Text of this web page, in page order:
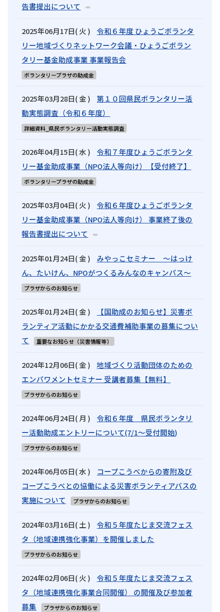
告書提出について
2025年06月17日( 火 )
令和６年度 ひょうごボランタ
リー地域づくりネットワーク会議・ひょうごボラン
タリー基金助成事業 事業報告会
ボランタリープラザの助成金
2025年03月28日( 金 )
第１０回県民ボランタリー活
動実態調査（令和６年度）
詳細資料_県民ボランタリー活動実態調査
2026年04月15日( 水 )
令和７年度ひょうごボランタ
リー基金助成事業（NPO法人等向け）【受付終了】
ボランタリープラザの助成金
2025年03月04日( 火 )
令和６年度ひょうごボランタ
リー基金助成事業（NPO法人等向け） 事業終了後の
報告書提出について
2025年01月24日( 金 )
みやっこセミナー ～はっけ
ん、たいけん、NPOがつくるみんなのキャンパス～
プラザからのお知らせ
2025年01月24日( 金 )
【国助成のお知らせ】災害ボ
ランティア活動にかかる交通費補助事業の募集につい
て
重要なお知らせ（災害情報等）
2024年12月06日( 金 )
地域づくり活動団体のための
エンパワメントセミナー 受講者募集【無料】
プラザからのお知らせ
2024年06月24日( 月 )
令和６年度 県民ボランタリ
ー活動助成エントリーについて(7/1～受付開始)
プラザからのお知らせ
2024年06月05日( 水 )
コープこうべからの寄附及び
コープこうべとの協働による災害ボランティアバスの
実施について
プラザからのお知らせ
2024年03月16日( 土 )
令和５年度たじま交流フェス
タ（地域連携強化事業）を開催しました
プラザからのお知らせ
2024年02月06日( 火 )
令和５年度たじま交流フェス
タ（地域連携強化事業合同開催） の開催及び参加者
募集
プラザからのお知らせ